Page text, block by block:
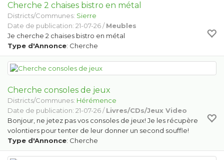
Cherche 2 chaises bistro en métal
Districts/Communes: Sierre
Date de publication: 21-07-26 /Meubles
Je cherche 2 chaises bistro en métal
Type d'Annonce: Cherche
Cherche consoles de jeux
Districts/Communes: Hérémence
Date de publication: 21-07-26 /Livres/CDs/Jeux Video
Bonjour, ne jetez pas vos consoles de jeux! Je les récupère
volontiers pour tenter de leur donner un second souffle!
Type d'Annonce: Cherche